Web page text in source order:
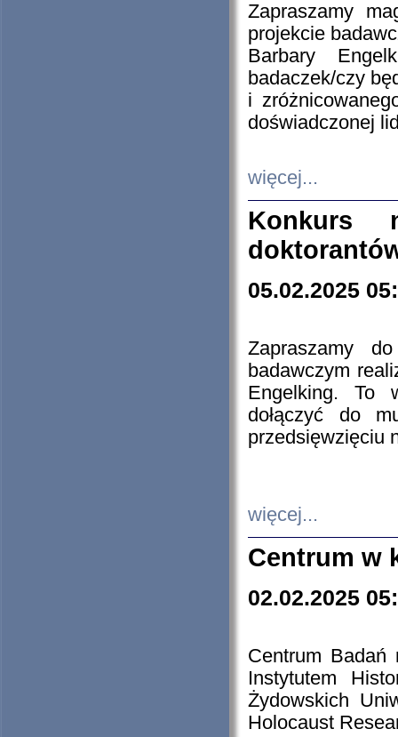
Zapraszamy
projekcie
Barbary
badaczek/czy
i
doświadczonej
więcej...
Konkurs
05.02.2025
Zapraszamy
badawczym
Engelking. To
dołączyć do
przedsięwzięciu
więcej...
Centrum w
02.02.2025
Centrum Badań
Instytutem
Żydowskich
Holocaust